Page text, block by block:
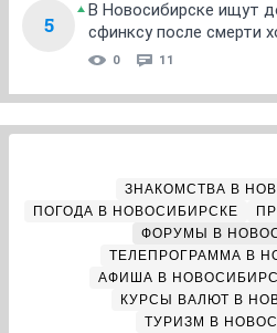
5
В Новосибирске ищут
сфинксу после смерти
0 11
ЗНАКОМСТВА В
ПОГОДА В НОВОСИБИРСКЕ
ФОРУМЫ В
ТЕЛЕПРОГРАММА В
АФИША В
КУРСЫ ВАЛЮТ В
ТУРИЗМ В